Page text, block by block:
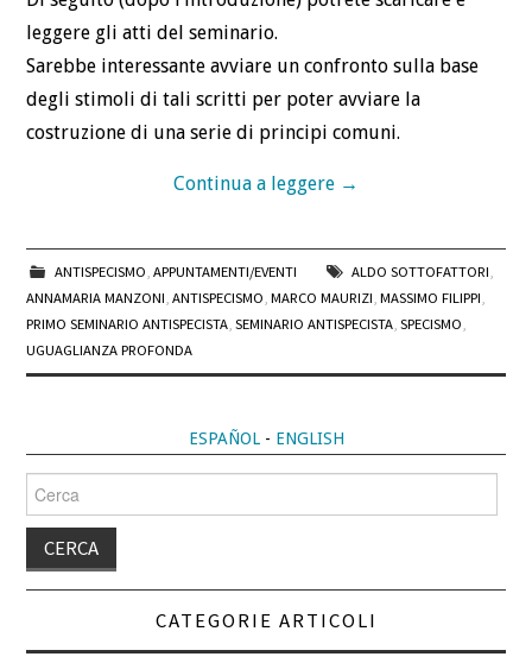
leggere gli atti del seminario.
Sarebbe interessante avviare un confronto sulla base
degli stimoli di tali scritti per poter avviare la
costruzione di una serie di principi comuni.
Continua a leggere →
ANTISPECISMO, APPUNTAMENTI/EVENTI ALDO SOTTOFATTORI,
ANNAMARIA MANZONI,ANTISPECISMO,MARCO MAURIZI,MASSIMO FILIPPI,
PRIMO SEMINARIO ANTISPECISTA,SEMINARIO ANTISPECISTA,SPECISMO,
UGUAGLIANZA PROFONDA
ESPAÑOL- ENGLISH
Cerca
per:
CATEGORIE ARTICOLI